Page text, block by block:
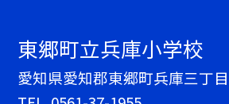
東郷町立兵庫小学校
愛知県愛知郡東郷町兵庫三丁